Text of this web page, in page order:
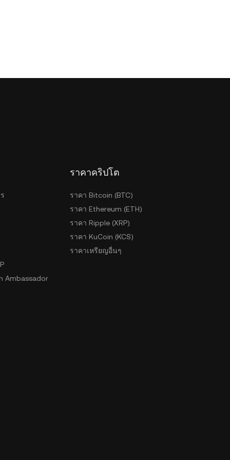
Ambassador
ราคาคริปโต
ราคา Bitcoin (BTC)
ราคา Ethereum (ETH)
ราคา Ripple (XRP)
ราคา KuCoin (KCS)
ราคาเหรียญอื่นๆ